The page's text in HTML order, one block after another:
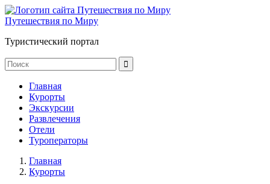
Путешествия по Миру
Туристический портал
Главная
Курорты
Экскурсии
Развлечения
Отели
Туроператоры
Главная
Курорты